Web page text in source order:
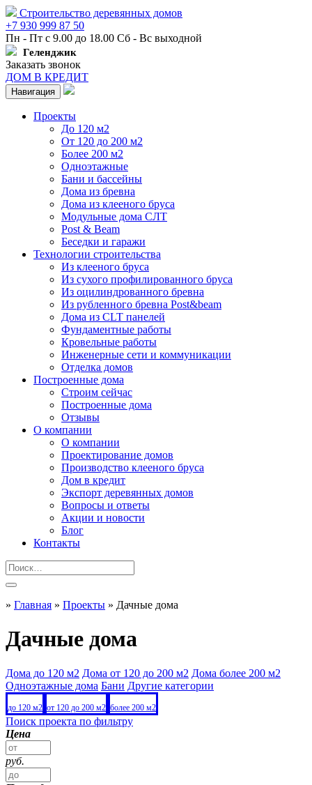
Строительство деревянных домов
+7 930 999 87 50
Пн - Пт с 9.00 до 18.00 Сб - Вс выходной
Геленджик
Заказать звонок
ДОМ В КРЕДИТ
Навигация
Проекты
До 120 м2
От 120 до 200 м2
Более 200 м2
Одноэтажные
Бани и бассейны
Дома из бревна
Дома из клееного бруса
Модульные дома СЛТ
Post & Beam
Беседки и гаражи
Технологии строительства
Из клееного бруса
Из сухого профилированного бруса
Из оцилиндрованного бревна
Из рубленного бревна Post&beam
Дома из CLT панелей
Фундаментные работы
Кровельные работы
Инженерные сети и коммуникации
Отделка домов
Построенные дома
Строим сейчас
Построенные дома
Отзывы
О компании
О компании
Проектирование домов
Производство клееного бруса
Дом в кредит
Экспорт деревянных домов
Вопросы и ответы
Акции и новости
Блог
Контакты
» Главная » Проекты » Дачные дома
Дачные дома
Дома до 120 м2 Дома от 120 до 200 м2 Дома более 200 м2
Одноэтажные дома Бани Другие категории
до 120 м2 от 120 до 200 м2 более 200 м2
Поиск проекта по фильтру
Цена
руб.